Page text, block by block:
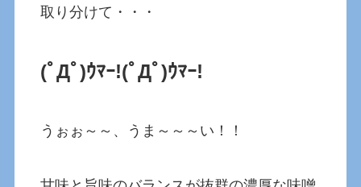
取り分けて・・・
(ﾟДﾟ)ｳﾏｰ!(ﾟДﾟ)ｳﾏｰ!
うぉぉ～～、うま～～～い！！